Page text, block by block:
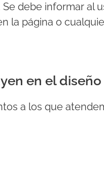
debe informar al
la página o
en el
a los que